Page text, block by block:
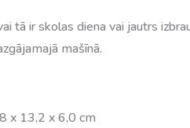
tā ir skolas diena vai jautrs
mašīnā.
x 13,2 x 6,0 cm